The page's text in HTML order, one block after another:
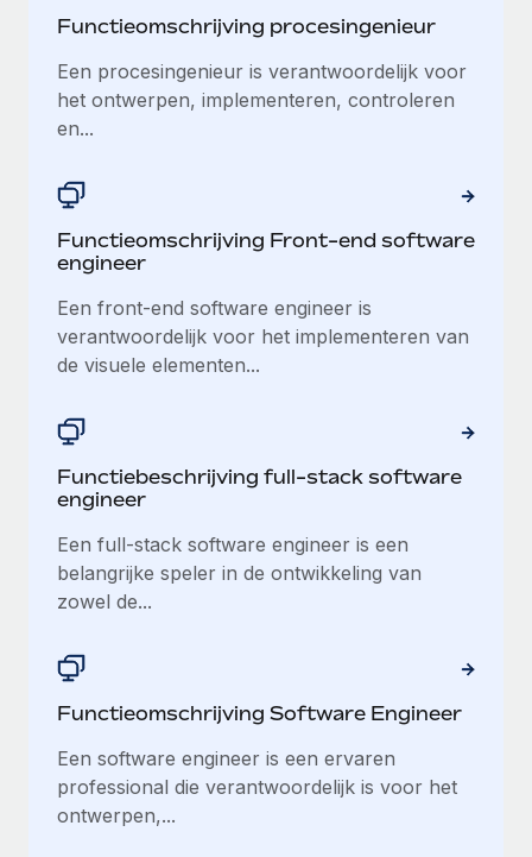
Entiteiten oprichten
Stel snel compliant entiteiten op
Mobiliteit en overplaatsing
Plaats werknemers moeiteloos over
Secundaire arbeidsvoorwaarden
Eenvoudig secundaire arbeidsvoorwaarden
beheren
Contractor Management
Belastingen
BLOG
Productupdates van Remote: Gusto- en Xero-
integraties en Contractor Management Plus
Het blijft de missie van Remote om alle soorten bedrijven
te helpen bij het aannemen, beheren en...
Hoe Phiture 55 werknemers in 19 landen
beheert met Remote
Phiture, een toonaangevende leider in de wereldwijde
mobiele groeiadviessector, zet zich sinds 2016...
Meer informatie
Functieomschrijving procesingenieur
Een procesingenieur is verantwoordelijk voor
het ontwerpen, implementeren, controleren
en...
Functieomschrijving Front-end software
engineer
Een front-end software engineer is
verantwoordelijk voor het implementeren van
de visuele elementen...
Functiebeschrijving full-stack software
engineer
Een full-stack software engineer is een
belangrijke speler in de ontwikkeling van
zowel de...
Functieomschrijving Software Engineer
Een software engineer is een ervaren
professional die verantwoordelijk is voor het
ontwerpen,...